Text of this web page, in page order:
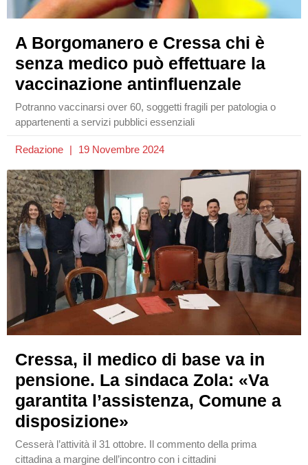
A Borgomanero e Cressa chi è
senza medico può effettuare la
vaccinazione antinfluenzale
Potranno vaccinarsi over 60, soggetti fragili per patologia o
appartenenti a servizi pubblici essenziali
Redazione 19 Novembre 2024
Cressa, il medico di base va in
pensione. La sindaca Zola: «Va
garantita l’assistenza, Comune a
disposizione»
Cesserà l’attività il 31 ottobre. Il commento della prima
cittadina a margine dell’incontro con i cittadini